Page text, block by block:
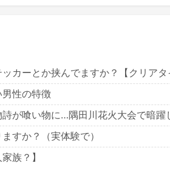
ッカーとか挟んでますか？【クリアタ
性の特徴
詩が喰い物に…隅田川花火大会で暗
すか？（実体験で）
族？】